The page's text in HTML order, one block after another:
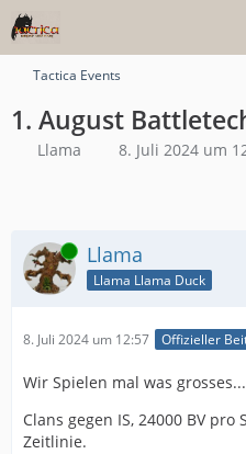
Tactica Events
1. August
Llama 8. Juli 2024 um
Online Llama
Llama Llama Duck
8. Juli 2024 um 12:57 Offizieller
Wir Spielen mal was grosses...
Clans gegen IS, 24000 BV pro
Zeitlinie.